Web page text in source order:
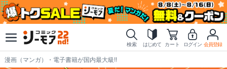
検索 はじめて カート ログイン 会員登録
漫画（マンガ）・電子書籍が国内最大級!!